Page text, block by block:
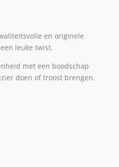
en originele
leuke twist.
met een boodschap
doen of troost brengen.